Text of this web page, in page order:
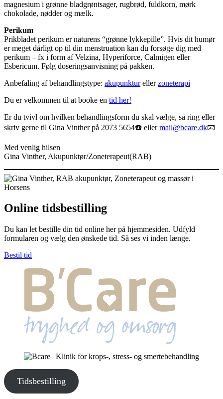
magnesium i grønne bladgrøntsager, rugbrød, fuldkorn, mørk
chokolade, nødder og mælk.
Perikum
Prikbladet perikum er naturens “grønne lykkepille”. Hvis dit humør
er meget dårligt op til din menstruation kan du forsøge dig med
perikum – fx i form af Velzina, Hyperiforce, Calmigen eller
Esbericum. Følg doseringsanvisning på pakken.
Anbefaling af behandlingstype: akupunkturellerzoneterapi
Du er velkommen til at booke en tid her!
Er du tvivl om hvilken behandlingsform du skal vælge, så ring eller
skriv gerne til Gina Vinther på 2073 5654☎️ ellermail@bcare.dk📧
Med venlig hilsen
Gina Vinther, Akupunktør/Zoneterapeut(RAB)
Online tidsbestilling
Du kan let bestille din tid online her på hjemmesiden. Udfyld
formularen og vælg den ønskede tid. Så ses vi inden længe.
Bestil tid
Tidsbestilling